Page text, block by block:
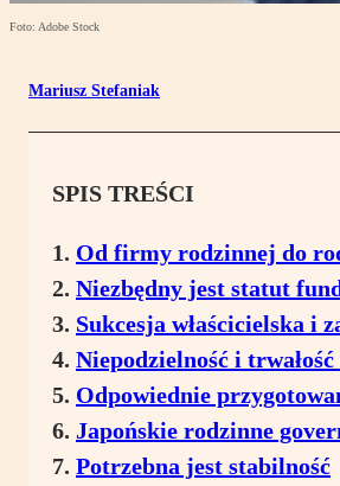
Foto: Adobe Stock
Mariusz Stefaniak
SPIS TREŚCI
Od firmy rodzinnej do
Niezbędny jest statut
Sukcesja właścicielska i
Niepodzielność i
Odpowiednie
Japońskie rodzinne
Potrzebna jest stabilność